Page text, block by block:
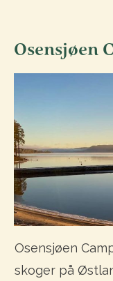
Osensjøen
Osensjøen
skoger på